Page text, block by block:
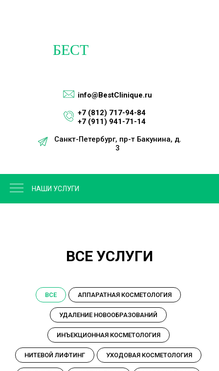
Санкт-Петербург, пр-т Бакунина, д.
3
+7 (812) 717-94-84
+7 (911) 941-71-14
info@BestClinique.ru
НАШИ УСЛУГИ
ВСЕ УСЛУГИ
ВСЕ АППАРАТНАЯ КОСМЕТОЛОГИЯ
УДАЛЕНИЕ НОВООБРАЗОВАНИЙ
ИНЪЕКЦИОННАЯ КОСМЕТОЛОГИЯ
НИТЕВОЙ ЛИФТИНГ УХОДОВАЯ КОСМЕТОЛОГИЯ